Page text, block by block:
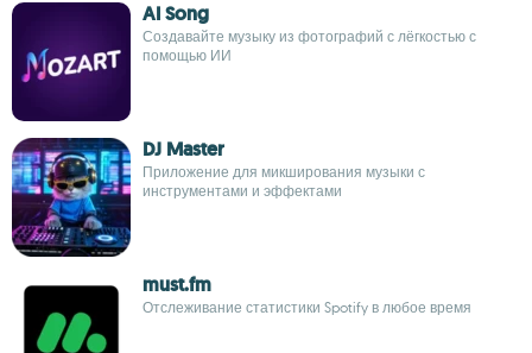
AI Song
Создавайте музыку из фотографий с лёгкостью с
помощью ИИ
DJ Master
Приложение для микширования музыки с
инструментами и эффектами
must.fm
Отслеживание статистики Spotify в любое время